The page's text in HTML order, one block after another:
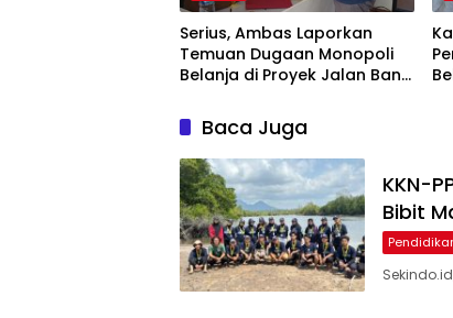
Serius, Ambas Laporkan
‎Temuan Dugaan Monopoli
Belanja di Proyek Jalan Bang
Baca Juga
KKN-
Bibit